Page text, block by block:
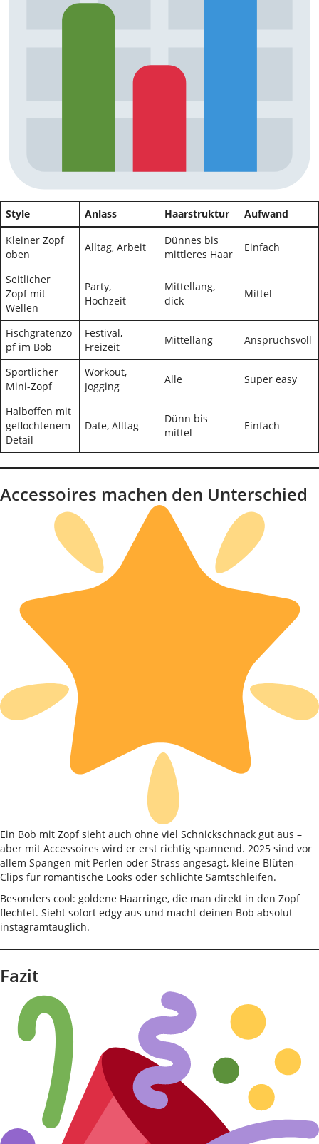
Style Anlass Haarstruktur
Aufwand
Kleiner Zopf
oben
Alltag, Arbeit
Dünnes bis
mittleres Haar
Einfach
Seitlicher
Zopf mit
Wellen
Party,
Hochzeit
Mittellang,
dick
Mittel
Fischgrätenzo
pf im Bob
Festival,
Freizeit
Mittellang Anspruchsvoll
Sportlicher
Mini-Zopf
Workout,
Jogging
Alle Super easy
Halboffen mit
geflochtenem
Detail
Date, Alltag
Dünn bis
mittel
Einfach
Accessoires machen den Unterschied
Ein Bob mit Zopf sieht auch ohne viel Schnickschnack gut aus –
aber mit Accessoires wird er erst richtig spannend. 2025 sind vor
allem Spangen mit Perlen oder Strass angesagt, kleine Blüten-
Clips für romantische Looks oder schlichte Samtschleifen.
Besonders cool: goldene Haarringe, die man direkt in den Zopf
flechtet. Sieht sofort edgy aus und macht deinen Bob absolut
instagramtauglich.
Fazit